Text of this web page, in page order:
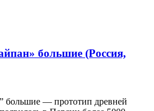
большие (Россия,
большие — прототип древней